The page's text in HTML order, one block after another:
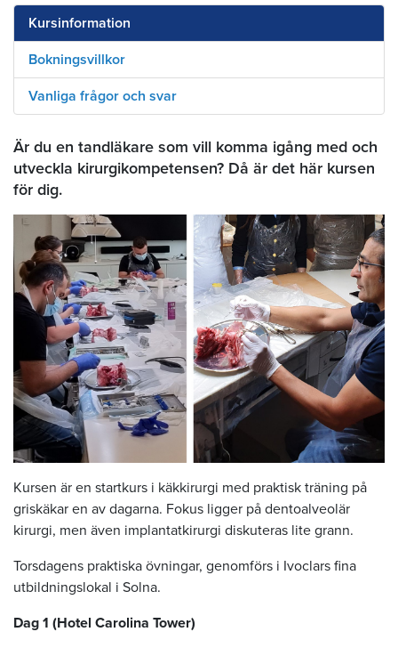
Kursinformation
Bokningsvillkor
Vanliga frågor och svar
Är du en tandläkare som vill komma igång med och
utveckla kirurgikompetensen? Då är det här kursen
för dig.
Kursen är en startkurs i käkkirurgi med praktisk träning på
griskäkar en av dagarna. Fokus ligger på dentoalveolär
kirurgi, men även implantatkirurgi diskuteras lite grann.
Torsdagens praktiska övningar, genomförs i Ivoclars fina
utbildningslokal i Solna.
Dag 1 (Hotel Carolina Tower)